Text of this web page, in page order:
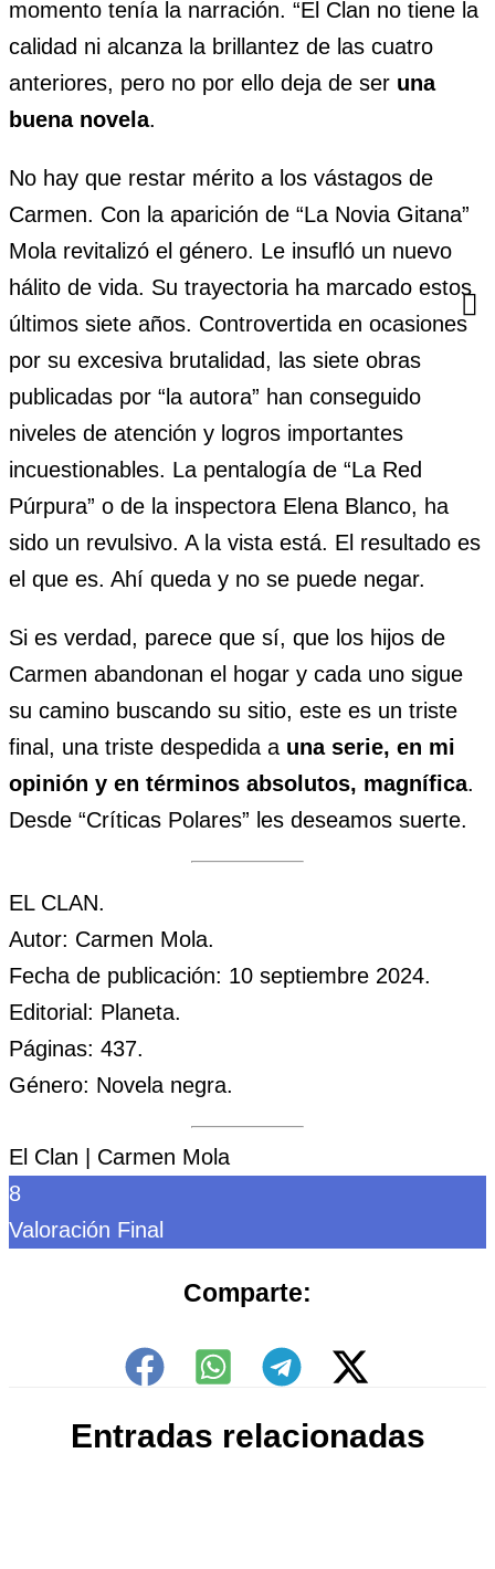
momento tenía la narración. “El Clan no tiene la
calidad ni alcanza la brillantez de las cuatro
anteriores, pero no por ello deja de ser una
buena novela.
No hay que restar mérito a los vástagos de
Carmen. Con la aparición de “La Novia Gitana”
Mola revitalizó el género. Le insufló un nuevo
hálito de vida. Su trayectoria ha marcado estos
últimos siete años. Controvertida en ocasiones
por su excesiva brutalidad, las siete obras
publicadas por “la autora” han conseguido
niveles de atención y logros importantes
incuestionables. La pentalogía de “La Red
Púrpura” o de la inspectora Elena Blanco, ha
sido un revulsivo. A la vista está. El resultado es
el que es. Ahí queda y no se puede negar.
Si es verdad, parece que sí, que los hijos de
Carmen abandonan el hogar y cada uno sigue
su camino buscando su sitio, este es un triste
final, una triste despedida auna serie, en mi
opinión y en términos absolutos, magnífica.
Desde “Críticas Polares” les deseamos suerte.
EL CLAN.
Autor: Carmen Mola.
Fecha de publicación: 10 septiembre 2024.
Editorial: Planeta.
Páginas: 437.
Género: Novela negra.
El Clan | Carmen Mola
8
Valoración Final
Comparte:
Entradas relacionadas